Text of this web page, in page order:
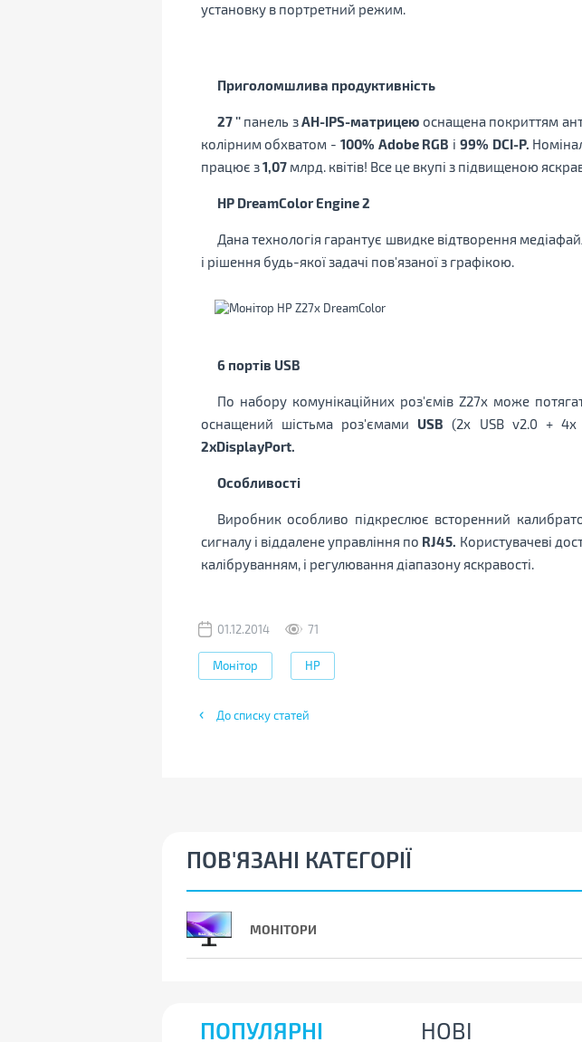
установку в портретний режим.
Приголомшлива продуктивність
27 ''панель зAH-IPS-матрицею оснащена покриттям
колірним обхватом - 100% Adobe RGB і 99% DCI-P.
працює з1,07млрд. квітів! Все це вкупі з підвищеною
HP DreamColor Engine 2
Дана технологія гарантує швидке відтворення
і рішення будь-якої задачі пов'язаної з графікою.
6 портів USB
По набору комунікаційних роз'ємів Z27x може
оснащений шістьма роз'ємами USB (2x USB v2.0 + 4x
2хDisplayPort.
Особливості
Виробник особливо підкреслює всторенний
сигналу і віддалене управління по RJ45. Користувачеві
калібруванням, і регулювання діапазону яскравості.
01.12.2014 71
Монітор HP
До списку статей
ПОВ'ЯЗАНІ КАТЕГОРІЇ
МОНІТОРИ
ПОПУЛЯРНІ НОВІ